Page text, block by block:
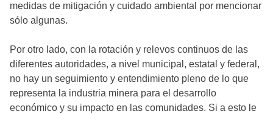
medidas de mitigación y cuidado ambiental por mencionar
sólo algunas.
Por otro lado, con la rotación y relevos continuos de las
diferentes autoridades, a nivel municipal, estatal y federal,
no hay un seguimiento y entendimiento pleno de lo que
representa la industria minera para el desarrollo
económico y su impacto en las comunidades. Si a esto le